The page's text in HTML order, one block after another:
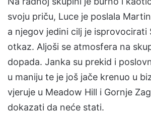
svoju priču, Luce je poslala
a njegov jedini cilj je isprovocirati
otkaz. Aljoši se atmosfera na
dopada. Janka su prekid i
u maniju te je još jače krenuo u
vjeruje u Meadow Hill i Gornje
dokazati da neće stati.